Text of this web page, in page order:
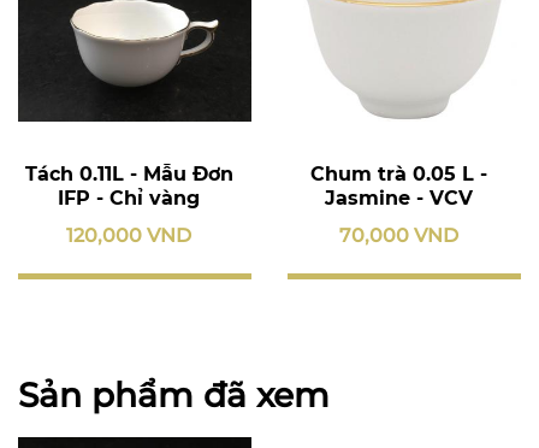
Tách 0.11L - Mẫu Đơn
IFP - Chỉ vàng
120,000 VND
Chum trà 0.05 L -
Jasmine - VCV
70,000 VND
Sản phẩm đã xem